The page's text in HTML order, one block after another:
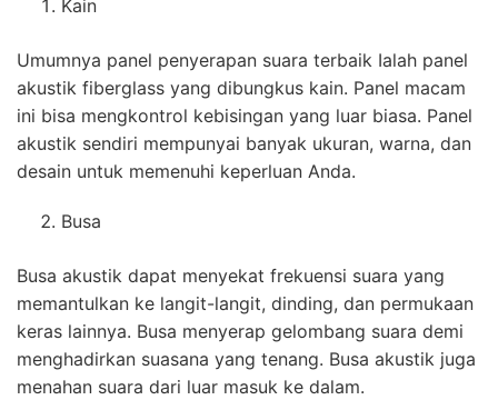
Kain
Umumnya panel penyerapan suara terbaik Ialah panel
akustik fiberglass yang dibungkus kain. Panel macam
ini bisa mengkontrol kebisingan yang luar biasa. Panel
akustik sendiri mempunyai banyak ukuran, warna, dan
desain untuk memenuhi keperluan Anda.
Busa
Busa akustik dapat menyekat frekuensi suara yang
memantulkan ke langit-langit, dinding, dan permukaan
keras lainnya. Busa menyerap gelombang suara demi
menghadirkan suasana yang tenang. Busa akustik juga
menahan suara dari luar masuk ke dalam.